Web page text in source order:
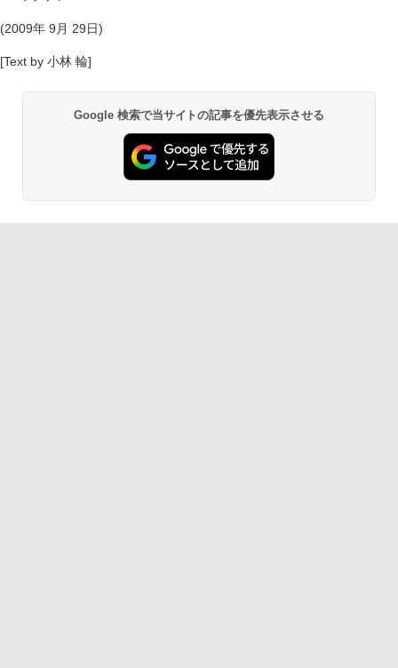
(2009年 9月 29日)
[Text by 小林 輪]
Google 検索で当サイトの記事を優先表示させる